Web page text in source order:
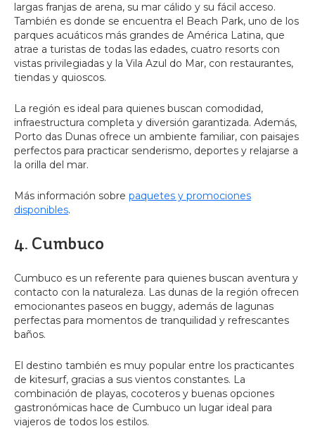
largas franjas de arena, su mar cálido y su fácil acceso.
También es donde se encuentra el Beach Park, uno de los
parques acuáticos más grandes de América Latina, que
atrae a turistas de todas las edades, cuatro resorts con
vistas privilegiadas y la Vila Azul do Mar, con restaurantes,
tiendas y quioscos.
La región es ideal para quienes buscan comodidad,
infraestructura completa y diversión garantizada. Además,
Porto das Dunas ofrece un ambiente familiar, con paisajes
perfectos para practicar senderismo, deportes y relajarse a
la orilla del mar.
Más información sobre paquetes y promociones
disponibles.
4. Cumbuco
Cumbuco es un referente para quienes buscan aventura y
contacto con la naturaleza. Las dunas de la región ofrecen
emocionantes paseos en buggy, además de lagunas
perfectas para momentos de tranquilidad y refrescantes
baños.
El destino también es muy popular entre los practicantes
de kitesurf, gracias a sus vientos constantes. La
combinación de playas, cocoteros y buenas opciones
gastronómicas hace de Cumbuco un lugar ideal para
viajeros de todos los estilos.